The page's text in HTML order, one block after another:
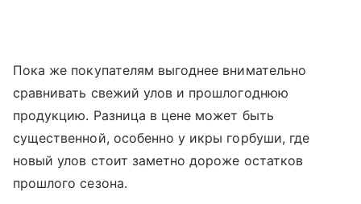
Пока же покупателям выгоднее внимательно
сравнивать свежий улов и прошлогоднюю
продукцию. Разница в цене может быть
существенной, особенно у икры горбуши, где
новый улов стоит заметно дороже остатков
прошлого сезона.